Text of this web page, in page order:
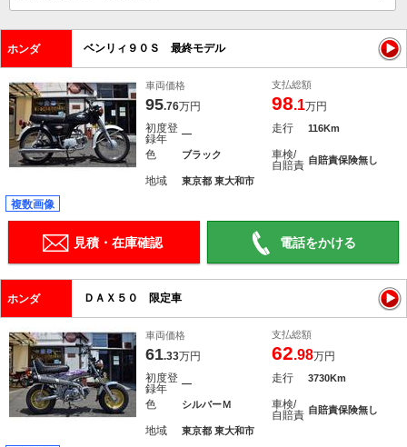
ホンダ ベンリィ９０Ｓ 最終モデル
車両価格
95.76万円
支払総額
98.1万円
初度登
録年
― 走行 116Km
色 ブラック
車検/
自賠責 自賠責保険無し
地域 東京都 東大和市
複数画像
見積・在庫確認 電話をかける
ホンダ ＤＡＸ５０ 限定車
車両価格
61.33万円
支払総額
62.98万円
初度登
録年
― 走行 3730Km
色 シルバーＭ
車検/
自賠責 自賠責保険無し
地域 東京都 東大和市